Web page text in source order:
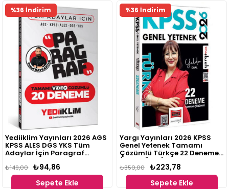
Yediiklim Yayınları 2026 AGS
KPSS ALES DGS YKS Tüm
Adaylar İçin Paragraf
Deneme Yusuf Bayraktar
₺94,86
₺149,00
Sepete Ekle
%36 İndirim
Yargı Yayınları 2026 KPSS
Genel Yetenek Tamamı
Çözümlü Türkçe 22 Deneme
(Yelda Ünal)
₺223,78
₺350,00
Sepete Ekle
%36 İndirim